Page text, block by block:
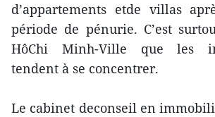
d’appartements etde villas
période de pénurie. C’est
HôChi Minh-Ville que les
tendent à se concentrer.
Le cabinet deconseil en